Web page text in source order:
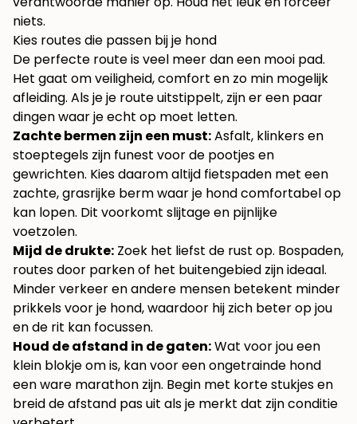
niets.
Kies routes die passen bij je hond
De perfecte route is veel meer dan een mooi pad.
Het gaat om veiligheid, comfort en zo min mogelijk
afleiding. Als je je route uitstippelt, zijn er een paar
dingen waar je echt op moet letten.
Zachte bermen zijn een must:Asfalt, klinkers en
stoeptegels zijn funest voor de pootjes en
gewrichten. Kies daarom altijd fietspaden met een
zachte, grasrijke berm waar je hond comfortabel op
kan lopen. Dit voorkomt slijtage en pijnlijke
voetzolen.
Mijd de drukte: Zoek het liefst de rust op. Bospaden,
routes door parken of het buitengebied zijn ideaal.
Minder verkeer en andere mensen betekent minder
prikkels voor je hond, waardoor hij zich beter op jou
en de rit kan focussen.
Houd de afstand in de gaten:Wat voor jou een
klein blokje om is, kan voor een ongetrainde hond
een ware marathon zijn. Begin met korte stukjes en
breid de afstand pas uit als je merkt dat zijn conditie